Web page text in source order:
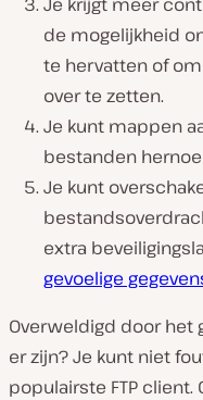
de mogelijkheid
te hervatten of
over te zetten.
Je kunt mappen
bestanden
Je kunt
extra
gevoelige
Overweldigd door het
er zijn? Je kunt niet
populairste FTP